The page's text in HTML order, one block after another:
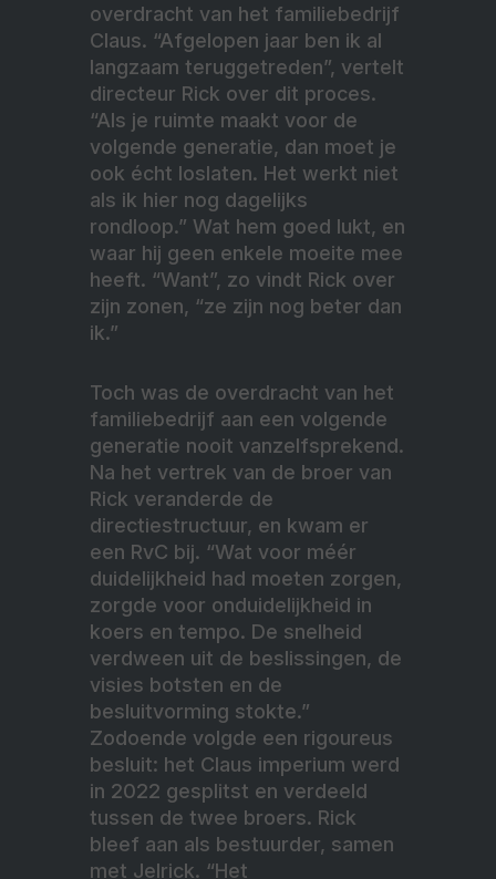
overdracht van het familiebedrijf
Claus. “Afgelopen jaar ben ik al
langzaam teruggetreden”, vertelt
directeur Rick over dit proces.
“Als je ruimte maakt voor de
volgende generatie, dan moet je
ook écht loslaten. Het werkt niet
als ik hier nog dagelijks
rondloop.” Wat hem goed lukt, en
waar hij geen enkele moeite mee
heeft. “Want”, zo vindt Rick over
zijn zonen, “ze zijn nog beter dan
ik.”
Toch was de overdracht van het
familiebedrijf aan een volgende
generatie nooit vanzelfsprekend.
Na het vertrek van de broer van
Rick veranderde de
directiestructuur, en kwam er
een RvC bij. “Wat voor méér
duidelijkheid had moeten zorgen,
zorgde voor onduidelijkheid in
koers en tempo. De snelheid
verdween uit de beslissingen, de
visies botsten en de
besluitvorming stokte.”
Zodoende volgde een rigoureus
besluit: het Claus imperium werd
in 2022 gesplitst en verdeeld
tussen de twee broers. Rick
bleef aan als bestuurder, samen
met Jelrick. “Het